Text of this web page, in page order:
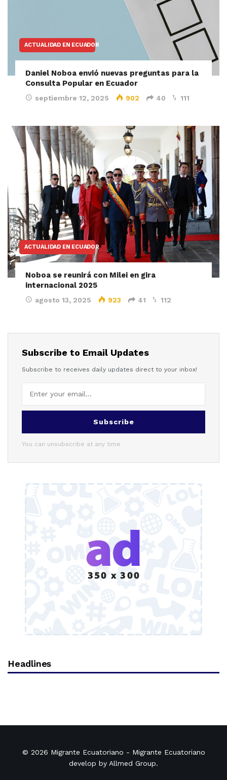
ACTUALIDAD EN ECUADOR
Daniel Noboa envió nuevas preguntas para la
Consulta Popular en Ecuador
septiembre 12, 2025 902 40 111
ACTUALIDAD EN ECUADOR
Noboa se reunirá con Milei en gira
internacional 2025
agosto 13, 2025 923 41 112
Subscribe to Email Updates
Subscribe to receives daily updates direct to your inbox!
Subscribe
You can unsubscribe at any time
Headlines
© 2026 Migrante Ecuatoriano - Migrante Ecuatoriano
develop by Allmed Group.